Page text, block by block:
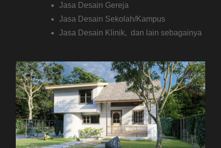
Jasa Desain Gereja
Jasa Desain Sekolah/Kampus
Jasa Desain Klinik, dan lain sebagainya